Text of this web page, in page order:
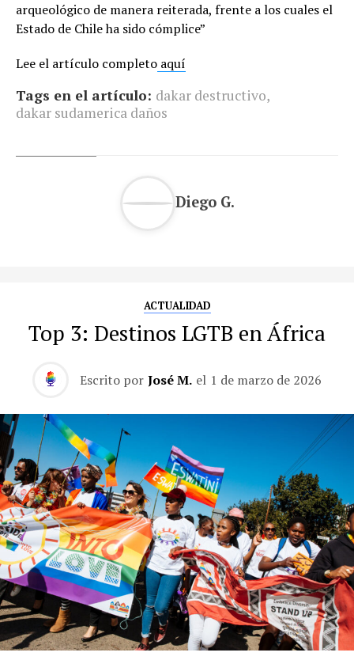
arqueológico de manera reiterada, frente a los cuales el
Estado de Chile ha sido cómplice”
Lee el artículo completo aquí
Tags en el artículo: dakar destructivo,
dakar sudamerica daños
Diego G.
ACTUALIDAD
Top 3: Destinos LGTB en África
Escrito por José M. el 1 de marzo de 2026